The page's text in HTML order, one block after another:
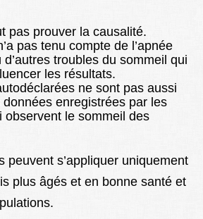
pas prouver la causalité.
pas tenu compte de l’apnée
troubles du sommeil qui
les résultats.
ne sont pas aussi
enregistrées par les
observent le sommeil des
peuvent s’appliquer uniquement
plus âgés et en bonne santé et